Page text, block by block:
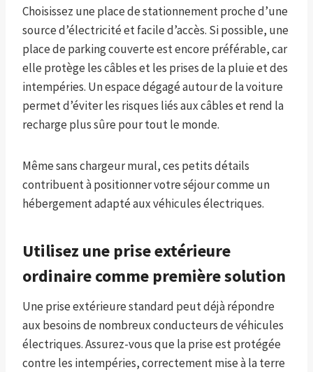
Choisissez une place de stationnement proche d’une
source d’électricité et facile d’accès. Si possible, une
place de parking couverte est encore préférable, car
elle protège les câbles et les prises de la pluie et des
intempéries. Un espace dégagé autour de la voiture
permet d’éviter les risques liés aux câbles et rend la
recharge plus sûre pour tout le monde.
Même sans chargeur mural, ces petits détails
contribuent à positionner votre séjour comme un
hébergement adapté aux véhicules électriques.
Utilisez une prise extérieure
ordinaire comme première solution
Une prise extérieure standard peut déjà répondre
aux besoins de nombreux conducteurs de véhicules
électriques. Assurez-vous que la prise est protégée
contre les intempéries, correctement mise à la terre